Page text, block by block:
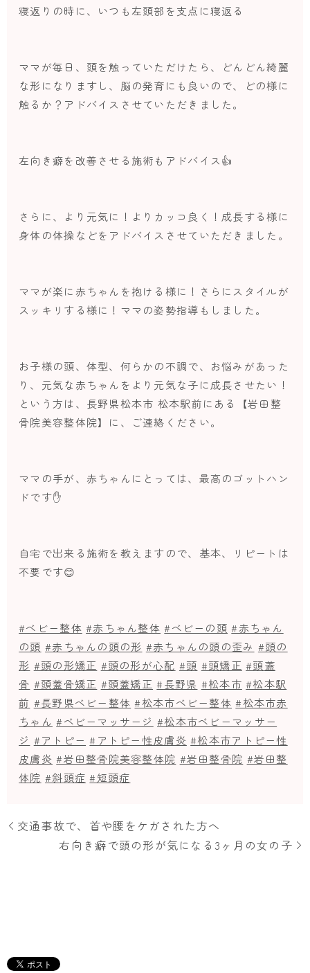
寝返りの時に、いつも左頭部を支点に寝返る
ママが毎日、頭を触っていただけたら、どんどん綺麗
な形になりますし、脳の発育にも良いので、どの様に
触るか？アドバイスさせていただきました。
左向き癖を改善させる施術もアドバイス👍
さらに、より元気に！よりカッコ良く！成長する様に
身体の体操などをアドバイスさせていただきました。
ママが楽に赤ちゃんを抱ける様に！さらにスタイルが
スッキリする様に！ママの姿勢指導もしました。
お子様の頭、体型、何らかの不調で、お悩みがあった
り、元気な赤ちゃんをより元気な子に成長させたい！
という方は、長野県松本市 松本駅前にある【岩田整
骨院美容整体院】に、ご連絡ください。
ママの手が、赤ちゃんにとっては、最高のゴットハン
ドです✋
自宅で出来る施術を教えますので、基本、リピートは
不要です😊
#ベビー整体 #赤ちゃん整体 #ベビーの頭 #赤ちゃん
の頭 #赤ちゃんの頭の形 #赤ちゃんの頭の歪み #頭の
形 #頭の形矯正 #頭の形が心配 #頭 #頭矯正 #頭蓋
骨 #頭蓋骨矯正 #頭蓋矯正 #長野県 #松本市 #松本駅
前 #長野県ベビー整体 #松本市ベビー整体 #松本市赤
ちゃん #ベビーマッサージ #松本市ベビーマッサー
ジ #アトピー #アトピー性皮膚炎 #松本市アトピー性
皮膚炎 #岩田整骨院美容整体院 #岩田整骨院 #岩田整
体院 #斜頭症 #短頭症
交通事故で、首や腰をケガされた方へ
右向き癖で頭の形が気になる3ヶ月の女の子